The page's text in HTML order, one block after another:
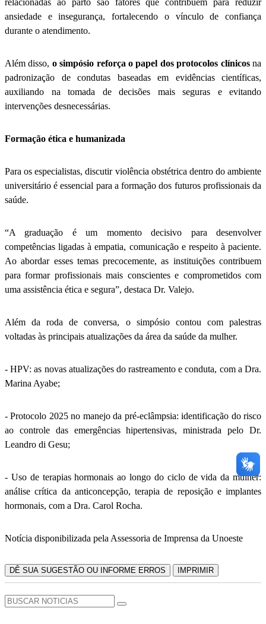
ansiedade e insegurança, fortalecendo o vínculo de confiança
durante o atendimento.
Além disso, o simpósio reforça o papel dos protocolos clínicosna
padronização de condutas baseadas em evidências científicas,
auxiliando na tomada de decisões mais seguras e evitando
intervenções desnecessárias.
Formação ética e humanizada
Para os especialistas, discutir violência obstétrica dentro do ambiente
universitário é essencial para a formação dos futuros profissionais da
saúde.
“A graduação é um momento decisivo para desenvolver
competências ligadas à empatia, comunicação e respeito à paciente.
Ao abordar esses temas precocemente, as instituições contribuem
para formar profissionais mais conscientes e comprometidos com
uma assistência ética e segura”, destaca Dr. Valejo.
Além da roda de conversa, o simpósio contou com palestras
voltadas às principais atualizações da área da saúde da mulher.
- HPV: as novas atualizações do rastreamento e conduta, com a Dra.
Marina Ayabe;
- Protocolo 2025 no manejo da pré-eclâmpsia: identificação do risco
ao controle das emergências hipertensivas, ministrada pelo Dr.
Leandro di Gesu;
- Uso de terapias hormonais ao longo do ciclo de vida da mulher:
análise crítica da anticoncepção, terapia de reposição e implantes
hormonais, com a Dra. Carol Rocha.
Notícia disponibilizada pela Assessoria de Imprensa da Unoeste
DÊ SUA SUGESTÃO OU INFORME ERROS IMPRIMIR